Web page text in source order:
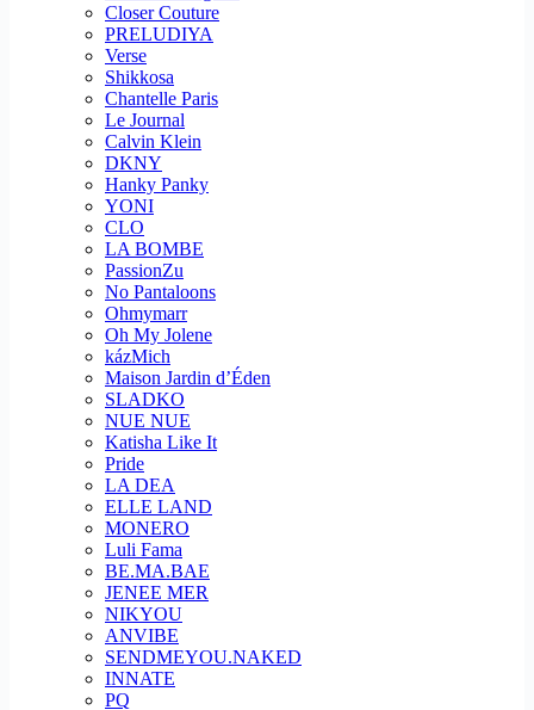
Closer Couture
PRELUDIYA
Verse
Shikkosa
Chantelle Paris
Le Journal
Calvin Klein
DKNY
Hanky Panky
YONI
CLO
LA BOMBE
PassionZu
No Pantaloons
Ohmymarr
Oh My Jolene
kázMich
Maison Jardin d’Éden
SLADKO
NUE NUE
Katisha Like It
Pride
LA DEA
ELLE LAND
MONERO
Luli Fama
BE.MA.BAE
JENEE MER
NIKYOU
ANVIBE
SENDMEYOU.NAKED
INNATE
PQ